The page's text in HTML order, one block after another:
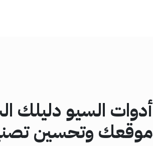
أدوات السيو دليلك
موقعك وتحسين